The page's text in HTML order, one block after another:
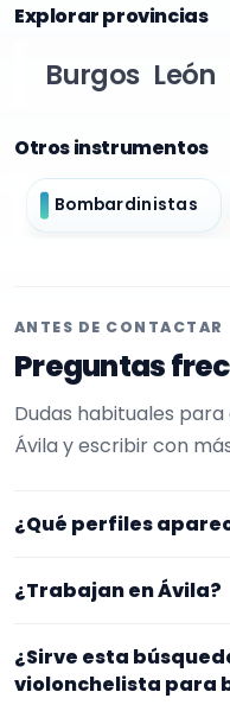
Explorar provincias
Burgos León
Otros instrumentos
Bombardinistas
ANTES DE CONTACTAR
Preguntas
Dudas habituales
Ávila y escribir con
¿Qué perfiles
Aquí se muestran
EncuentraMúsico. La
Además, la página se
¿Trabajan en Ávila?
en Ávila. Aun así,
¿Sirve esta
violonchelista para